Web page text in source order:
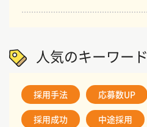
人気のキーワード
採用手法 応募数UP
採用成功 中途採用